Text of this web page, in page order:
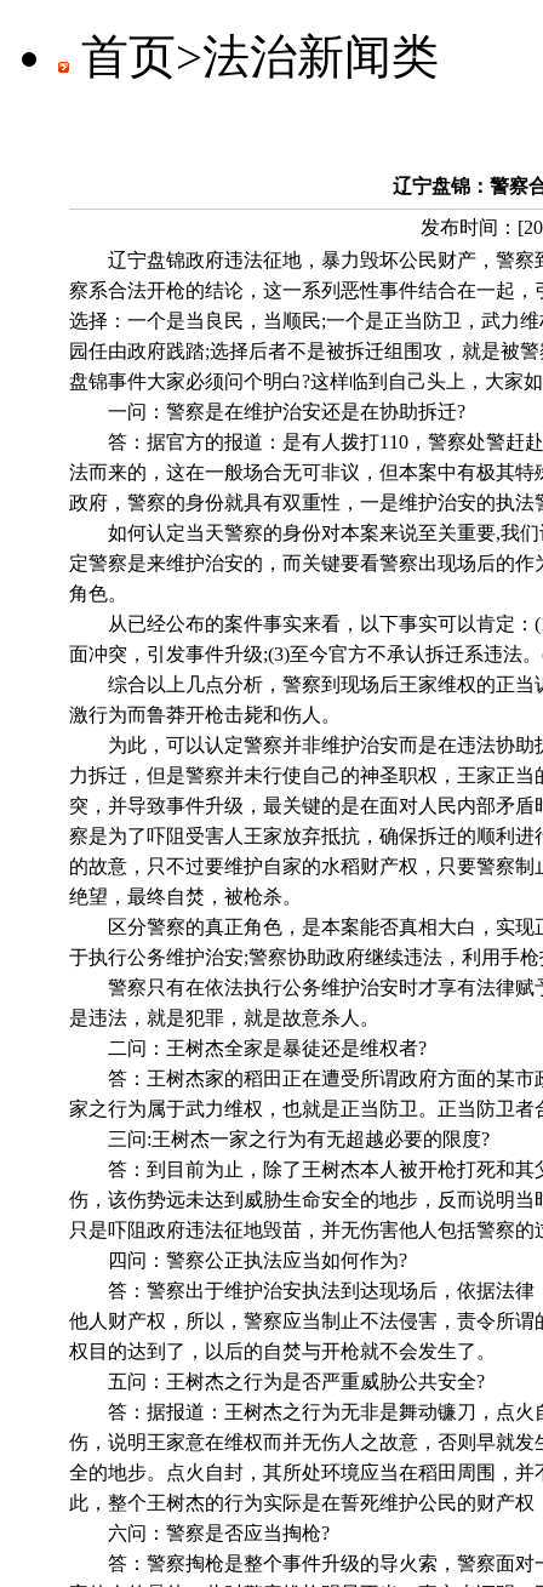
首页>法治新闻类
辽宁盘锦：警察
发布时间： [
辽宁盘锦政府违法征地，暴力毁坏公民财产，警察
察系合法开枪的结论，这一系列恶性事件结合在一起
选择：一个是当良民，当顺民;一个是正当防卫，武力
园任由政府践踏;选择后者不是被拆迁组围攻，就是被
盘锦事件大家必须问个明白?这样临到自己头上，大家
一问：警察是在维护治安还是在协助拆迁?
答：据官方的报道：是有人拨打110，警察处警赶
法而来的，这在一般场合无可非议，但本案中有极其
政府，警察的身份就具有双重性，一是维护治安的执
如何认定当天警察的身份对本案来说至关重要,我们
定警察是来维护治安的，而关键要看警察出现场后的
角色。
从已经公布的案件事实来看，以下事实可以肯定：
面冲突，引发事件升级;(3)至今官方不承认拆迁系违法
综合以上几点分析，警察到现场后王家维权的正当
激行为而鲁莽开枪击毙和伤人。
为此，可以认定警察并非维护治安而是在违法协助
力拆迁，但是警察并未行使自己的神圣职权，王家正
突，并导致事件升级，最关键的是在面对人民内部矛
察是为了吓阻受害人王家放弃抵抗，确保拆迁的顺利
的故意，只不过要维护自家的水稻财产权，只要警察
绝望，最终自焚，被枪杀。
区分警察的真正角色，是本案能否真相大白，实现
于执行公务维护治安;警察协助政府继续违法，利用手
警察只有在依法执行公务维护治安时才享有法律赋
是违法，就是犯罪，就是故意杀人。
二问：王树杰全家是暴徒还是维权者?
答：王树杰家的稻田正在遭受所谓政府方面的某市
家之行为属于武力维权，也就是正当防卫。正当防卫
三问:王树杰一家之行为有无超越必要的限度?
答：到目前为止，除了王树杰本人被开枪打死和其
伤，该伤势远未达到威胁生命安全的地步，反而说明
只是吓阻政府违法征地毁苗，并无伤害他人包括警察的
四问：警察公正执法应当如何作为?
答：警察出于维护治安执法到达现场后，依据法律
他人财产权，所以，警察应当制止不法侵害，责令所
权目的达到了，以后的自焚与开枪就不会发生了。
五问：王树杰之行为是否严重威胁公共安全?
答：据报道：王树杰之行为无非是舞动镰刀，点火
伤，说明王家意在维权而并无伤人之故意，否则早就
全的地步。点火自封，其所处环境应当在稻田周围，
此，整个王树杰的行为实际是在誓死维护公民的财产权
六问：警察是否应当掏枪?
答：警察掏枪是整个事件升级的导火索，警察面对